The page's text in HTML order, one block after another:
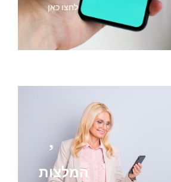
לחצו כאן
המלצות